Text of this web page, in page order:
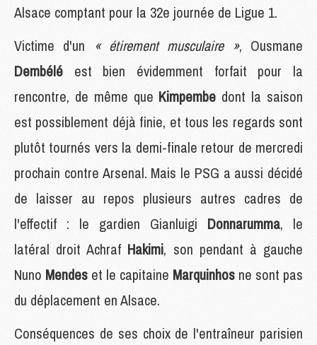
Alsace comptant pour la 32e journée de Ligue 1.
Victime d'un « étirement musculaire », Ousmane
Dembélé est bien évidemment forfait pour la
rencontre, de même que Kimpembe dont la saison
est possiblement déjà finie, et tous les regards sont
plutôt tournés vers la demi-finale retour de mercredi
prochain contre Arsenal. Mais le PSG a aussi décidé
de laisser au repos plusieurs autres cadres de
l'effectif : le gardien Gianluigi Donnarumma, le
latéral droit Achraf Hakimi, son pendant à gauche
Nuno Mendes et le capitaine Marquinhos ne sont pas
du déplacement en Alsace.
Conséquences de ses choix de l'entraîneur parisien